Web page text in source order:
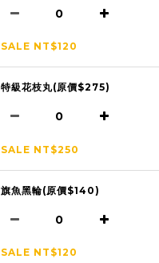
SALE NT$120
特級花枝丸(原價$275)
SALE NT$250
旗魚黑輪(原價$140)
SALE NT$120